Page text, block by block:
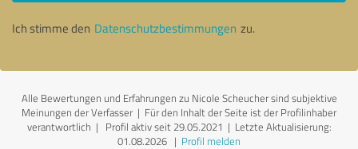
Ich stimme den Datenschutzbestimmungen zu.
Alle Bewertungen und Erfahrungen zu Nicole Scheucher sind subjektive
Meinungen der Verfasser | Für den Inhalt der Seite ist der Profilinhaber
verantwortlich | Profil aktiv seit 29.05.2021 | Letzte Aktualisierung:
01.08.2026 | Profil melden